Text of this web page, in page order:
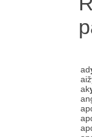
ad
aiž
ak